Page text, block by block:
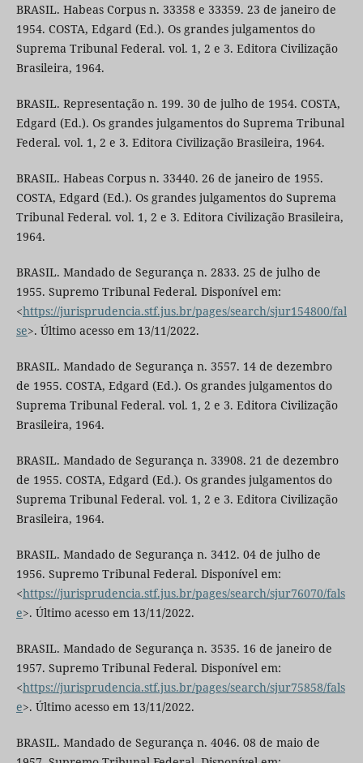
BRASIL. Habeas Corpus n. 33358 e 33359. 23 de janeiro de
1954. COSTA, Edgard (Ed.). Os grandes julgamentos do
Suprema Tribunal Federal. vol. 1, 2 e 3. Editora Civilização
Brasileira, 1964.
BRASIL. Representação n. 199. 30 de julho de 1954. COSTA,
Edgard (Ed.). Os grandes julgamentos do Suprema Tribunal
Federal. vol. 1, 2 e 3. Editora Civilização Brasileira, 1964.
BRASIL. Habeas Corpus n. 33440. 26 de janeiro de 1955.
COSTA, Edgard (Ed.). Os grandes julgamentos do Suprema
Tribunal Federal. vol. 1, 2 e 3. Editora Civilização Brasileira,
1964.
BRASIL. Mandado de Segurança n. 2833. 25 de julho de
1955. Supremo Tribunal Federal. Disponível em:
<https://jurisprudencia.stf.jus.br/pages/search/sjur154800/fal
se>. Último acesso em 13/11/2022.
BRASIL. Mandado de Segurança n. 3557. 14 de dezembro
de 1955. COSTA, Edgard (Ed.). Os grandes julgamentos do
Suprema Tribunal Federal. vol. 1, 2 e 3. Editora Civilização
Brasileira, 1964.
BRASIL. Mandado de Segurança n. 33908. 21 de dezembro
de 1955. COSTA, Edgard (Ed.). Os grandes julgamentos do
Suprema Tribunal Federal. vol. 1, 2 e 3. Editora Civilização
Brasileira, 1964.
BRASIL. Mandado de Segurança n. 3412. 04 de julho de
1956. Supremo Tribunal Federal. Disponível em:
<https://jurisprudencia.stf.jus.br/pages/search/sjur76070/fals
e>. Último acesso em 13/11/2022.
BRASIL. Mandado de Segurança n. 3535. 16 de janeiro de
1957. Supremo Tribunal Federal. Disponível em:
<https://jurisprudencia.stf.jus.br/pages/search/sjur75858/fals
e>. Último acesso em 13/11/2022.
BRASIL. Mandado de Segurança n. 4046. 08 de maio de